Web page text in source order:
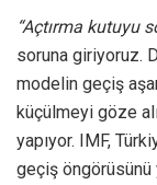
“Açtırma kutuyu
soruna giriyoruz.
modelin geçiş
küçülmeyi göze
yapıyor. IMF,
geçiş öngörüsünü